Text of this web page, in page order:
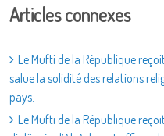
Articles connexes
Le Mufti de la République
salue la solidité des relations
pays.
Le Mufti de la République